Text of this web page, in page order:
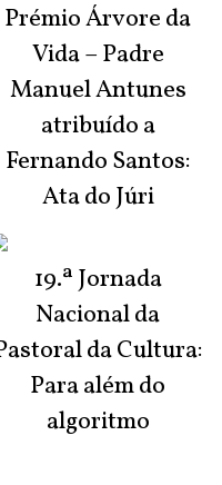
Prémio Árvore da
Vida – Padre
Manuel Antunes
atribuído a
Fernando Santos:
Ata do Júri
19.ª Jornada
Nacional da
da Cultura:
Para além do
algoritmo